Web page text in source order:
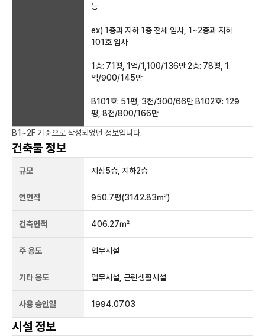
능
ex) 1층과 지하 1층 전체 임차, 1~2층과 지하
101호 임차
1층: 71평, 1억/1,100/136만 2층: 78평, 1
억/900/145만
B101호: 51평, 3천/300/66만 B102호: 129
평, 8천/800/166만
B1~2F 기준으로 작성되었던 정보입니다.
건축물 정보
규모 지상5층, 지하2층
연면적 950.7평(3142.83㎡)
건축면적 406.27㎡
주 용도 업무시설
기타 용도 업무시설, 근린생활시설
사용 승인일 1994.07.03
시설 정보